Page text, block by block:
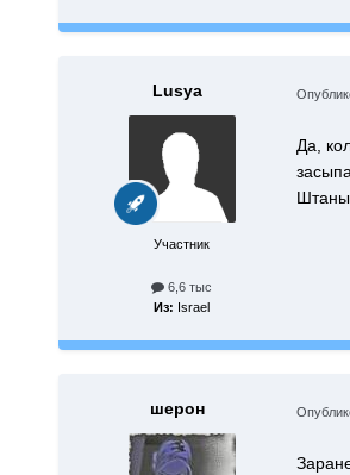
Lusya
Участник
6,6 тыс
Из: Israel
Да,
Штаны
шерон